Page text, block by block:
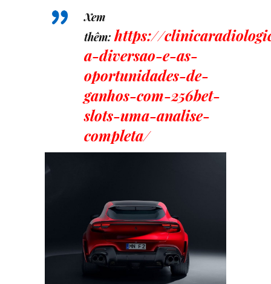
Xem
thêm:https://
a-diversao-e-as-
oportunidades-de-
ganhos-com-256bet-
slots-uma-analise-
completa/